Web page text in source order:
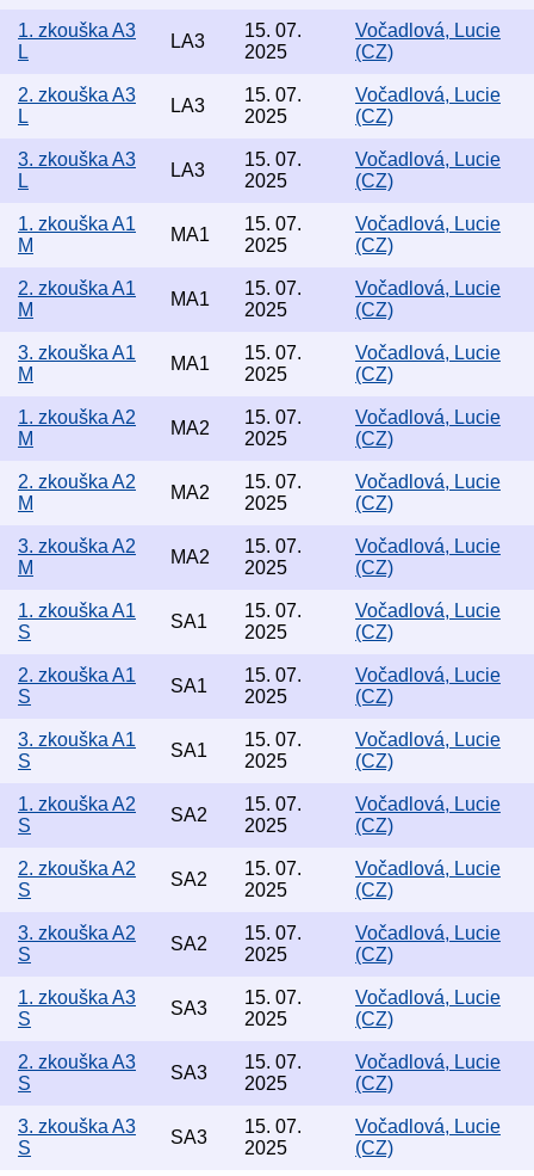
1. zkouška A3
L
LA3
15. 07.
2025
Vočadlová, Lucie
(CZ)
2. zkouška A3
L
LA3
15. 07.
2025
Vočadlová, Lucie
(CZ)
3. zkouška A3
L
LA3
15. 07.
2025
Vočadlová, Lucie
(CZ)
1. zkouška A1
M
MA1
15. 07.
2025
Vočadlová, Lucie
(CZ)
2. zkouška A1
M
MA1
15. 07.
2025
Vočadlová, Lucie
(CZ)
3. zkouška A1
M
MA1
15. 07.
2025
Vočadlová, Lucie
(CZ)
1. zkouška A2
M
MA2
15. 07.
2025
Vočadlová, Lucie
(CZ)
2. zkouška A2
M
MA2
15. 07.
2025
Vočadlová, Lucie
(CZ)
3. zkouška A2
M
MA2
15. 07.
2025
Vočadlová, Lucie
(CZ)
1. zkouška A1
S
SA1
15. 07.
2025
Vočadlová, Lucie
(CZ)
2. zkouška A1
S
SA1
15. 07.
2025
Vočadlová, Lucie
(CZ)
3. zkouška A1
S
SA1
15. 07.
2025
Vočadlová, Lucie
(CZ)
1. zkouška A2
S
SA2
15. 07.
2025
Vočadlová, Lucie
(CZ)
2. zkouška A2
S
SA2
15. 07.
2025
Vočadlová, Lucie
(CZ)
3. zkouška A2
S
SA2
15. 07.
2025
Vočadlová, Lucie
(CZ)
1. zkouška A3
S
SA3
15. 07.
2025
Vočadlová, Lucie
(CZ)
2. zkouška A3
S
SA3
15. 07.
2025
Vočadlová, Lucie
(CZ)
3. zkouška A3
S
SA3
15. 07.
2025
Vočadlová, Lucie
(CZ)